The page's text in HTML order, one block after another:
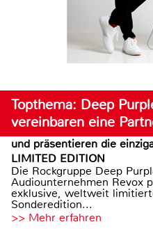
Topthema: Deep
vereinbaren eine
und präsentieren die
LIMITED EDITION
Die Rockgruppe Deep
Audiounternehmen Revox
exklusive, weltweit
Sonderedition...
>> Mehr erfahren